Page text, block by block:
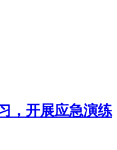
，开展应急演练